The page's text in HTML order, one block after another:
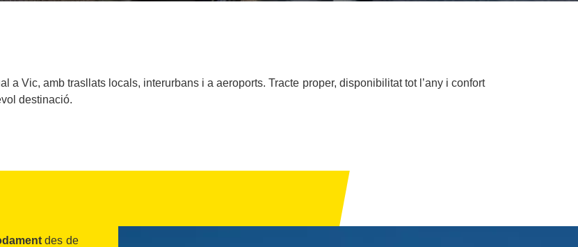
a Vic, amb trasllats locals, interurbans i a aeroports. Tracte proper, disponibilitat tot l’any i confort
destinació.
des de